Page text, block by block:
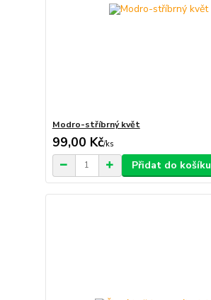
Modro-stříbrný květ
99,00 Kč/ks
Přidat do košíku